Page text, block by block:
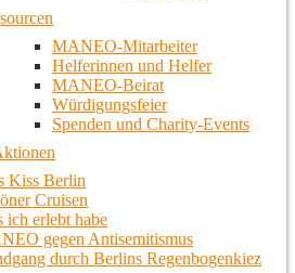
MANEO-Mitarbeiter
Helferinnen und Helfer
MANEO-Beirat
Würdigungsfeier
Spenden und Charity-Events
Kiss Berlin
Cruisen
ich erlebt habe
gegen Antisemitismus
durch Berlins Regenbogenkiez